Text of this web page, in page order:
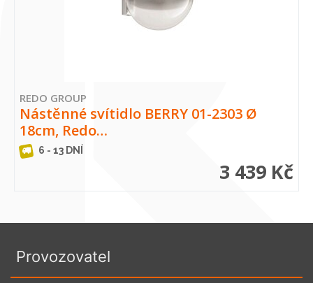
REDO GROUP
Nástěnné svítidlo BERRY 01-2303 Ø
18cm, Redo…
6 - 13 DNÍ
3 439 Kč
Provozovatel